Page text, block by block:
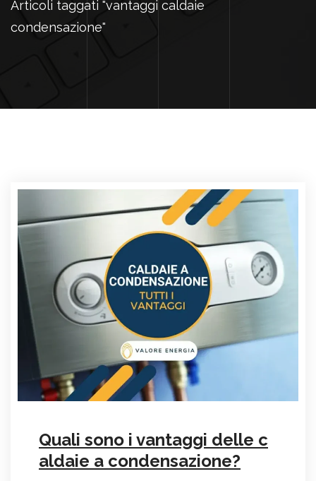
Articoli taggati "vantaggi caldaie
condensazione"
Quali sono i vantaggi delle c
aldaie a condensazione?